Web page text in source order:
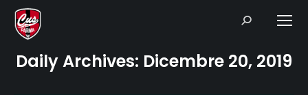
Search:
Daily Archives: Dicembre 20, 2019